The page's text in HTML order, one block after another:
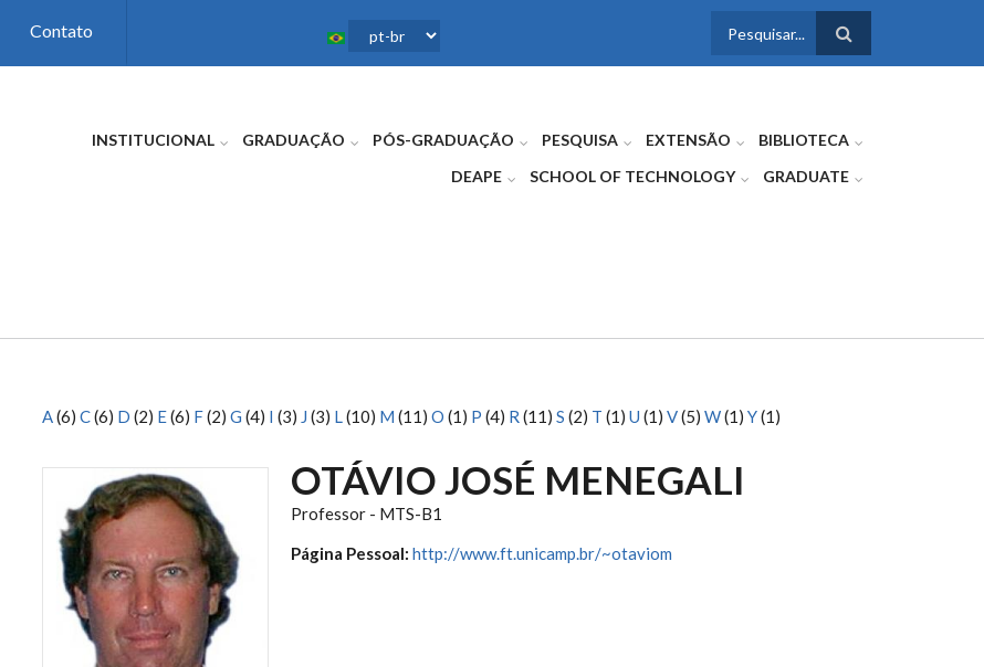
Contato
FORMULÁRIO
INSTITUCIONAL GRADUAÇÃO PÓS-GRADUAÇÃO PESQUISA EXTENSÃO
BIBLIOTECA
DEAPE
SCHOOL OF TECHNOLOGY GRADUATE
A(6) C(6) D (2) E(6) F(2) G (4) I (3) J (3) L(10) M (11) O (1) P (4) R (11) S (2) T (1) U (1) V(5) W(1) Y(1)
OTÁVIO JOSÉ MENEGALI
Professor - MTS-B1
Página Pessoal: http://www.ft.unicamp.br/~otaviom